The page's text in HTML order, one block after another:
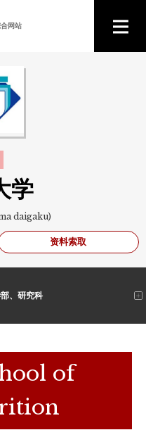
网站
学
daigaku)
资料索取
、研究科
of